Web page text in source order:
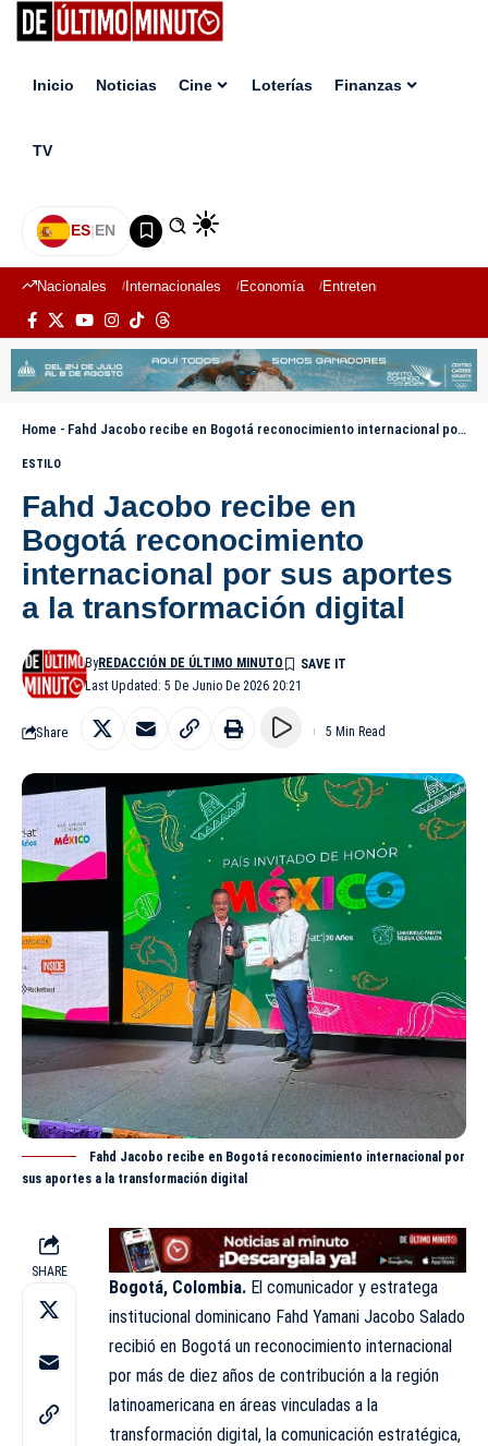
Inicio Noticias Cine Loterías Finanzas
TV
ES|EN
Nacionales Internacionales Economía Entretenimiento
Home - Fahd Jacobo recibe en Bogotá reconocimiento internacional por sus aportes a la transformación digital
ESTILO
Fahd Jacobo recibe en
Bogotá reconocimiento
internacional por sus aportes
a la transformación digital
Last Updated: 5 De Junio De 2026 20:21
ByREDACCIÓN DE ÚLTIMO MINUTO
Share 5 Min Read
Fahd Jacobo recibe en Bogotá reconocimiento internacional por
sus aportes a la transformación digital
SHARE
Bogotá, Colombia. El comunicador y estratega
institucional dominicano Fahd Yamani Jacobo Salado
recibió en Bogotá un reconocimiento internacional
por más de diez años de contribución a la región
latinoamericana en áreas vinculadas a la
transformación digital, la comunicación estratégica,